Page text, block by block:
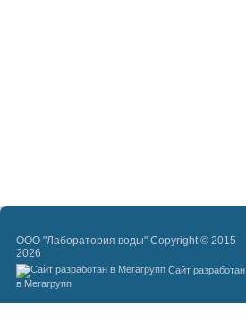
ООО "Лаборатория воды" Copyright © 2015 -
2026
Сайт разработан
в Мегагрупп